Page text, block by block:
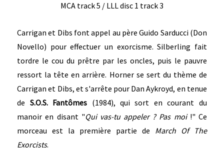
MCA track 5 / LLL disc 1 track 3
Carrigan et Dibs font appel au père Guido Sarducci (Don
Novello) pour effectuer un exorcisme. Silberling fait
tordre le cou du prêtre par les oncles, puis le pauvre
ressort la tête en arrière. Horner se sert du thème de
Carrigan et Dibs, et s'arrête pour Dan Aykroyd, en tenue
de S.O.S. Fantômes (1984), qui sort en courant du
manoir en disant "Qui vas-tu appeler ? Pas moi!" Ce
morceau est la première partie de March Of The
Exorcists.